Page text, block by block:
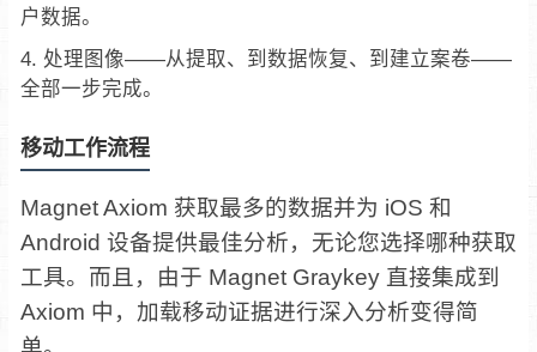
户数据。
处理图像——从提取、到数据恢复、到建立案卷——
全部一步完成。
移动工作流程
Magnet Axiom 获取最多的数据并为 iOS 和
Android 设备提供最佳分析，无论您选择哪种获取
工具。而且，由于 Magnet Graykey 直接集成到
Axiom 中，加载移动证据进行深入分析变得简